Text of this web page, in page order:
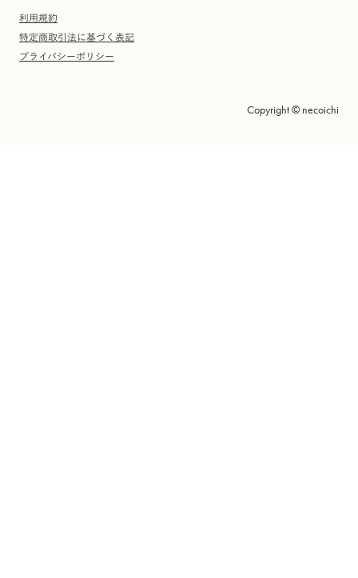
利用規約
特定商取引法に基づく表記
プライバシーポリシー
Copyright © necoichi